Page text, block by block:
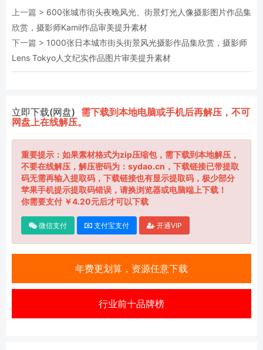
上一篇 > 600张城市街头夜晚风光、街景灯光人像摄影图片作品集
欣赏，摄影师Kamil作品审美提升素材
下一篇 > 1000张日本城市街头街景风光摄影作品集欣赏，摄影师
Lens Tokyo人文纪实作品图片审美提升素材
立即下载(网盘) 需下载到本地电脑或手机后再解压，不可
网盘上在线解压。
重要提示：如果素材格式为zip压缩包，需下载到本地解压，
不要在线解压，解压密码为：sydao.cn，下载链接已带提取
码无需再输入提取码，下载链接也有显示提取码，极少部分
苹果手机提示提取码错误，请换浏览器或电脑端上下载！
你需要支付 ￥4.20元后才可以下载
微信支付 支付宝支付 开通VIP
年费更划算，资源任意下载
行业前十品牌榜